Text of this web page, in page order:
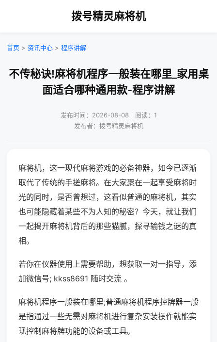
拨号精灵麻将机
首页 > 资讯中心 > 程序讲解
不传秘诀!麻将机程序一般装在哪里_家用桌
面适合哪种通用款-程序讲解
发布时间：2026-08-08｜阅读：1
发布者：拨号精灵麻将机
麻将机，这一现代麻将游戏的必备神器，如今已逐渐
取代了传统的手搓麻将。在大家聚在一起享受麻将时
光的同时，是否曾想过，这看似普通的麻将机，其实
也可能隐藏着某些不为人知的秘密？今天，就让我们
一起揭开麻将机背后的那些猫腻，探寻输钱之谜的真
相。
若你在仪器使用上需要帮助，想获取一对一指导，添
加微信号; kkss8691 随时交流 。
麻将机程序一般装在哪里;普通麻将机程序控牌器一般
是指通过一些无需对麻将机进行复杂安装操作就能实
现控制麻将牌功能的设备或工具。